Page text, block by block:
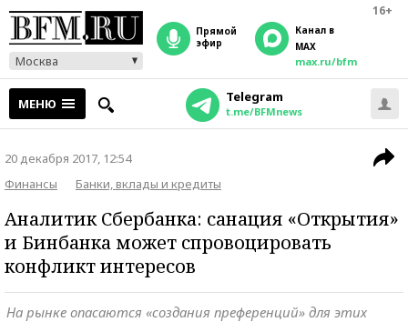
16+
Москва
прямой
эфир
Канал в
MAX
max.ru/bfm
МЕНЮ Telegram
t.me/BFMnews
20 декабря 2017, 12:54
Финансы
Банки, вклады и кредиты
Аналитик Сбербанка: санация «Открытия»
и Бинбанка может спровоцировать
конфликт интересов
На рынке опасаются «создания преференций» для этих